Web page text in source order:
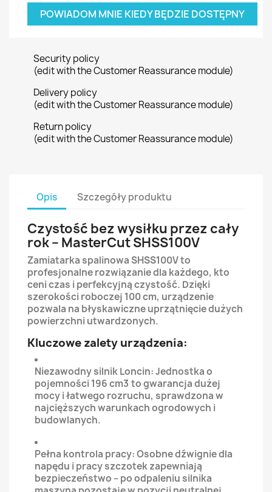
POWIADOM MNIE KIEDY BĘDZIE DOSTĘPNY
Security policy
(edit with the Customer Reassurance module)
Delivery policy
(edit with the Customer Reassurance module)
Return policy
(edit with the Customer Reassurance module)
Opis Szczegóły produktu
Czystość bez wysiłku przez cały
rok – MasterCut SHSS100V
Zamiatarka spalinowa SHSS100V to
profesjonalne rozwiązanie dla każdego, kto
ceni czas i perfekcyjną czystość. Dzięki
szerokości roboczej 100 cm, urządzenie
pozwala na błyskawiczne uprzątnięcie dużych
powierzchni utwardzonych.
Kluczowe zalety urządzenia:
Niezawodny silnik Loncin: Jednostka o
pojemności 196cm3 to gwarancja dużej
mocy i łatwego rozruchu, sprawdzona w
najcięższych warunkach ogrodowych i
budowlanych.
Pełna kontrola pracy: Osobne dźwignie dla
napędu i pracy szczotek zapewniają
bezpieczeństwo – po odpaleniu silnika